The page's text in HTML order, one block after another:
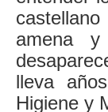
amena
lleva
Higiene y